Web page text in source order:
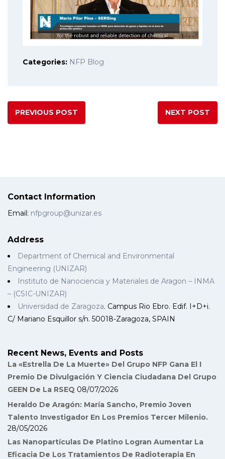
Categories: NFP Blog
PREVIOUS POST NEXT POST
Contact Information
Email: nfpgroup@unizar.es
Address
Department of Chemical and Environmental
Engineering (UNIZAR)
Instituto de Nanociencia y Materiales de Aragon – INMA
– (CSIC-UNIZAR)
Universidad de Zaragoza. Campus Rio Ebro. Edif. I+D+i.
C/ Mariano Esquillor s/n. 50018-Zaragoza, SPAIN
Recent News, Events and Posts
La «Estrella De La Muerte» Del Grupo NFP Gana El I
Premio De Divulgación Y Ciencia Ciudadana Del Grupo
GEEN De La RSEQ 08/07/2026
Heraldo De Aragón: María Sancho, Premio Joven
Talento Investigador En Los Premios Tercer Milenio.
28/05/2026
Las Nanopartículas De Platino Logran Aumentar La
Eficacia De Los Tratamientos De Radioterapia En